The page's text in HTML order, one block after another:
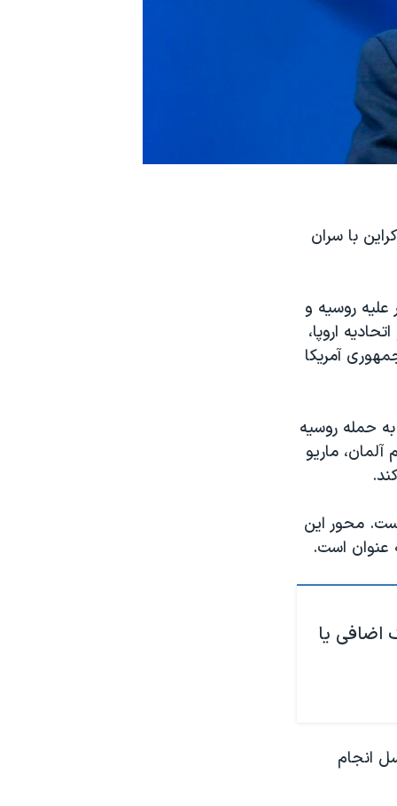
با سران
علیه روسیه و
اروپا،
آمریکا
حمله روسیه
ماریو
محور این
عنوان است.
اضافی یا
انجام